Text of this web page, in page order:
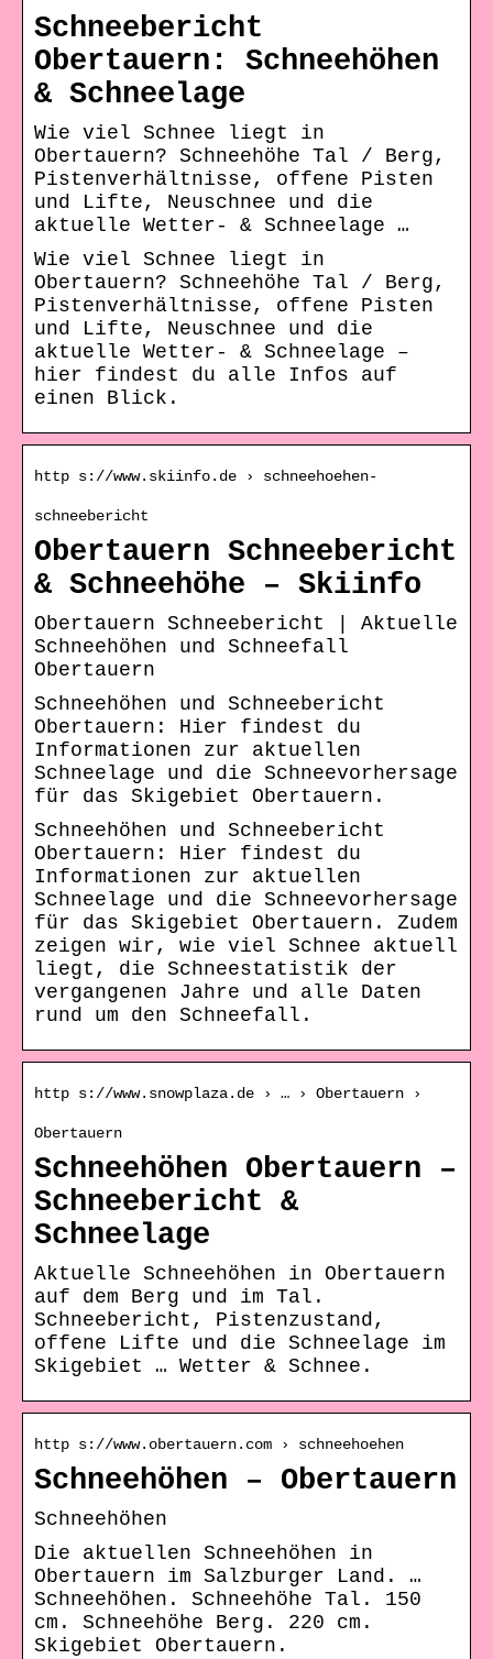
Schneebericht
Obertauern: Schneehöhen
& Schneelage
Wie viel Schnee liegt in
Obertauern? Schneehöhe Tal / Berg,
Pistenverhältnisse, offene Pisten
und Lifte, Neuschnee und die
aktuelle Wetter- & Schneelage …
Wie viel Schnee liegt in
Obertauern? Schneehöhe Tal / Berg,
Pistenverhältnisse, offene Pisten
und Lifte, Neuschnee und die
aktuelle Wetter- & Schneelage –
hier findest du alle Infos auf
einen Blick.
http s://www.skiinfo.de › schneehoehen-
schneebericht
Obertauern Schneebericht
& Schneehöhe – Skiinfo
Obertauern Schneebericht | Aktuelle
Schneehöhen und Schneefall
Obertauern
Schneehöhen und Schneebericht
Obertauern: Hier findest du
Informationen zur aktuellen
Schneelage und die Schneevorhersage
für das Skigebiet Obertauern.
Schneehöhen und Schneebericht
Obertauern: Hier findest du
Informationen zur aktuellen
Schneelage und die Schneevorhersage
für das Skigebiet Obertauern. Zudem
zeigen wir, wie viel Schnee aktuell
liegt, die Schneestatistik der
vergangenen Jahre und alle Daten
rund um den Schneefall.
http s://www.snowplaza.de › … › Obertauern ›
Obertauern
Schneehöhen Obertauern –
Schneebericht &
Schneelage
Aktuelle Schneehöhen in Obertauern
auf dem Berg und im Tal.
Schneebericht, Pistenzustand,
offene Lifte und die Schneelage im
Skigebiet … Wetter & Schnee.
http s://www.obertauern.com › schneehoehen
Schneehöhen – Obertauern
Schneehöhen
Die aktuellen Schneehöhen in
Obertauern im Salzburger Land. …
Schneehöhen. Schneehöhe Tal. 150
cm. Schneehöhe Berg. 220 cm.
Skigebiet Obertauern.